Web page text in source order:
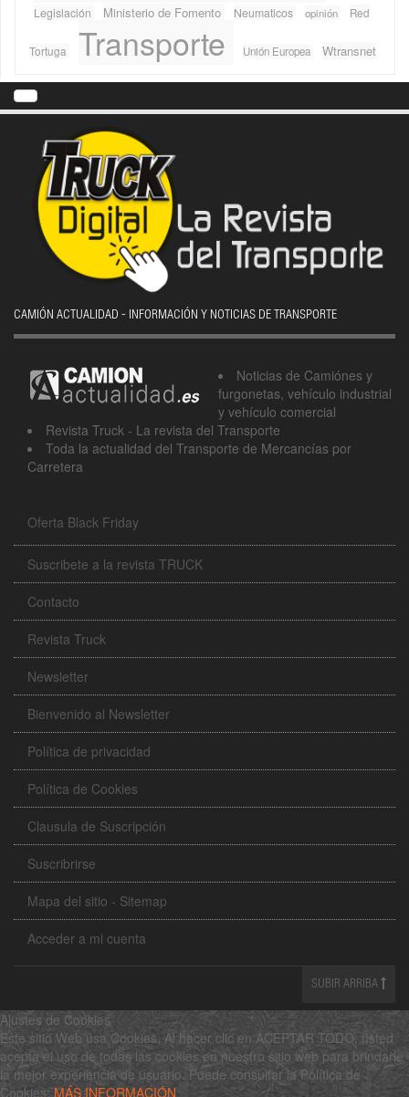
Legislación
Ministerio de Fomento Neumaticos opinión Red
Tortuga Transporte Unión Europea Wtransnet
CAMIÓN ACTUALIDAD - INFORMACIÓN Y NOTICIAS DE TRANSPORTE
Noticias de Camiónes y
furgonetas, vehículo industrial
y vehículo comercial
Revista Truck - La revista del Transporte
Toda la actualidad del Transporte de Mercancías por
Carretera
Oferta Black Friday
Suscribete a la revista TRUCK
Contacto
Revista Truck
Newsletter
Bienvenido al Newsletter
Política de privacidad
Política de Cookies
Clausula de Suscripción
Suscribrirse
Mapa del sitio - Sitemap
Acceder a mi cuenta
SUBIR ARRIBA
Ajustes de Cookies
Este sitio Web usa Cookies. Al hacer clic en ACEPTAR TODO, usted
acepta el uso de todas las cookies en nuestro sitio web para brindarle
la mejor experiencia de usuario. Puede consultar la Política de
Cookies:MÁS INFORMACIÓN